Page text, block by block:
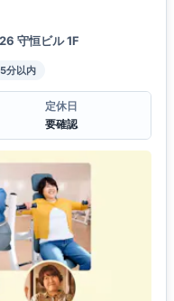
守恒ビル 1F
分以内
定休日
要確認